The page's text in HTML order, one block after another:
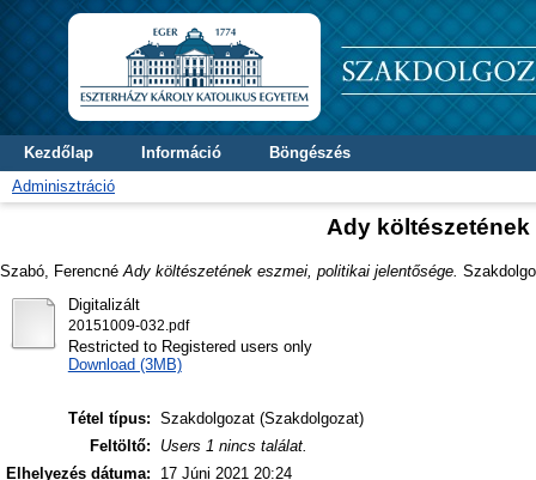
Kezdőlap Információ
Böngészés
Adminisztráció
Ady
Szabó, Ferencné Ady költészetének eszmei, politikai jelentősége.
Digitalizált
20151009-032.pdf
Restricted to Registered users only
Download (3MB)
Tétel típus: Szakdolgozat (Szakdolgozat)
Feltöltő:
Users 1 nincs találat.
Elhelyezés dátuma:
17 Júni 2021 20:24